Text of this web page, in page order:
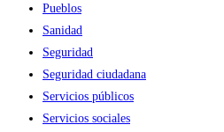
Pueblos
Sanidad
Seguridad
Seguridad ciudadana
Servicios públicos
Servicios sociales